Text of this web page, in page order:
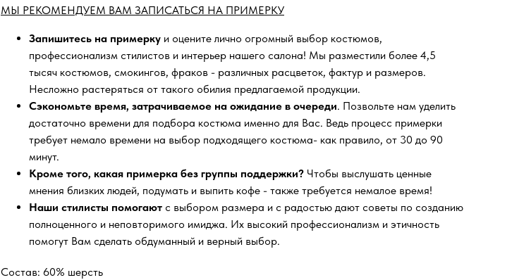
МЫ РЕКОМЕНДУЕМ ВАМ ЗАПИСАТЬСЯ НА ПРИМЕРКУ
Запишитесь на примерку и оцените лично огромный выбор костюмов,
профессионализм стилистов и интерьер нашего салона! Мы разместили более 4,5
тысяч костюмов, смокингов, фраков - различных расцветок, фактур и размеров.
Несложно растеряться от такого обилия предлагаемой продукции.
Сэкономьте время, затрачиваемое на ожидание в очереди. Позвольте нам уделить
достаточно времени для подбора костюма именно для Вас. Ведь процесс примерки
требует немало времени на выбор подходящего костюма- как правило, от 30 до 90
минут.
Кроме того, какая примерка без группы поддержки? Чтобы выслушать ценные
мнения близких людей, подумать и выпить кофе - также требуется немалое время!
Наши стилисты помогают с выбором размера и с радостью дают советы по созданию
полноценного и неповторимого имиджа. Их высокий профессионализм и этичность
помогут Вам сделать обдуманный и верный выбор.
Состав: 60% шерсть